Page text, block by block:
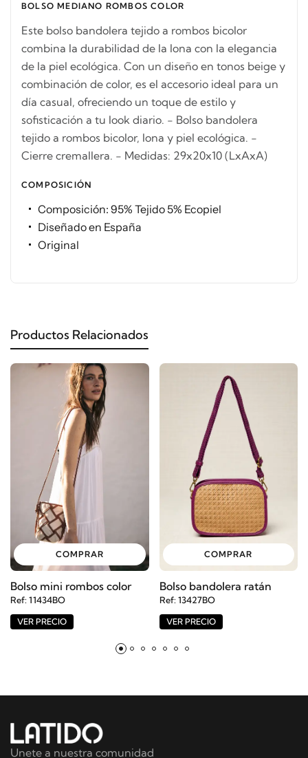
BOLSO MEDIANO ROMBOS COLOR
Este bolso bandolera tejido a rombos bicolor
combina la durabilidad de la lona con la elegancia
de la piel ecológica. Con un diseño en tonos beige y
combinación de color, es el accesorio ideal para un
día casual, ofreciendo un toque de estilo y
sofisticación a tu look diario. - Bolso bandolera
tejido a rombos bicolor, lona y piel ecológica. -
Cierre cremallera. - Medidas: 29x20x10 (LxAxA)
COMPOSICIÓN
Composición: 95% Tejido 5% Ecopiel
Diseñado en España
Original
Productos Relacionados
COMPRAR
Bolso mini rombos color
Ref: 11434BO
VER PRECIO
COMPRAR
Bolso bandolera ratán
Ref: 13427BO
VER PRECIO
Unete a nuestra comunidad